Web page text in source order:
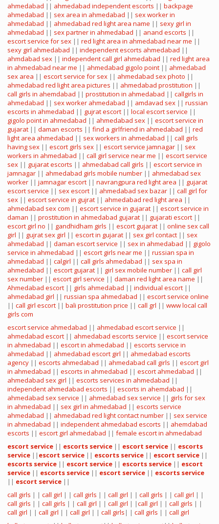
ahmedabad || ahmedabad independent escorts || backpage
ahmedabad || sex area in ahmedabad || sex worker in
ahmedabad || ahmedabad red light area name || sexy girl in
ahmedabad || sex partner in ahmedabad || anand escorts ||
escort service for sex || red light area in ahmedabad near me ||
sexy girl ahmedabad || independent escorts ahmedabad ||
ahmdabad sex || independent call girl ahmedabad || red light area
in ahmedabad near me || ahmedabad gigolo point || ahmedabad
sex area || escort service for sex || ahmedabad sex photo ||
ahmedabad red light area pictures || ahmedabad prostitution ||
call girls in ahemdabad || prostitution in ahmedabad || callgirls in
ahmedabad || sex worker ahmedabad || amdavad sex || russian
escorts in ahmedabad || gujrat escort || local escort service ||
gigolo point in ahmedabad || ahmedabad sex || escort service in
gujarat || daman escorts || find a girlfriend in ahmedabad || red
light area ahmedabad || sex workers in ahmedabad || call girls
having sex || escort girls sex || escort service jamnagar || sex
workers in ahmedabad || call girl service near me || escort service
sex || gujarat escorts || ahmedabad call girls || escort service in
jamnagar || ahmedabad girls mobile number || ahmedabad sex
worker || jamnagar escort || navrangpura red light area || gujarat
escort service || sex escort || ahmedabad sex bazar || call girl for
sex || escort service in gujrat || ahmedabad red light area ||
ahmedabad sex com || escort service in gujarat || escort service in
daman || prostitution in ahmedabad gujarat || gujarati escort ||
escort girl no || gandhidham girls || escort gujarat || online sex call
girl || gujrat sex girl || escort in gujarat || sex girl contact || sex
ahmedabad || daman escort service || sex in ahmedabad || gigolo
service in ahmedabad || escort girls near me || russian spa in
ahmedabad || calgirl || call girls ahmedabad || sex spa in
ahmedabad || escort gujarat || girl sex mobile number || call girl
sex number || escort girl service || daman red light area name ||
Ahmedabad escort || girls ahmedabad || individual escort ||
ahmedabad girl || russian spa ahmedabad || escort service online
|| call girl escort || bali prostitution price || call grl || www local call
girls com
escort service ahmedabad || ahmedabad escort service ||
ahmedabad escort || ahmedabad escorts service || escort service
in ahmedabad || escort in ahmedabad || escorts service in
ahmedabad || ahmedabad escort girl || ahmedabad escorts
agency || escorts ahmedabad || ahmedabad call girls || escort girl
in ahmedabad || escorts in ahmedabad || escort ahmedabad ||
ahmedabad sex girl || escorts services in ahmedabad ||
independent ahmedabad escorts || escorts in ahemdabad ||
ahmedabad sex service || ahmedabad sex service || girls for sex
in ahmedabad || sex girl in ahmedabad || escorts service
ahmedabad || ahmedabad red light contact number || sex service
in ahmedabad || independent ahmedabad escorts || ahemdabad
escorts || escort girl ahmedabad || female escort in ahmedabad
escort service || escorts service || escort service || escorts
service || escort service || escorts service || escort service ||
escorts service || escort service || escorts service || escort
service || escorts service || escort service || escorts service
|| escort service ||
call girls | | call girl | | call girls | | call girl | | call girls | | call girl | |
call girls | | call girls | | call girl | | call girl | |call girl | | call girls | |
call girl | | call girl | | call girl | | call girls | | call girls | | call girl